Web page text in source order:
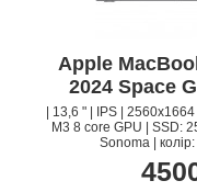
Apple
2024 Space
| 13,6 " | IPS |
M3 8 core GPU | SSD:
Sonoma | колір: